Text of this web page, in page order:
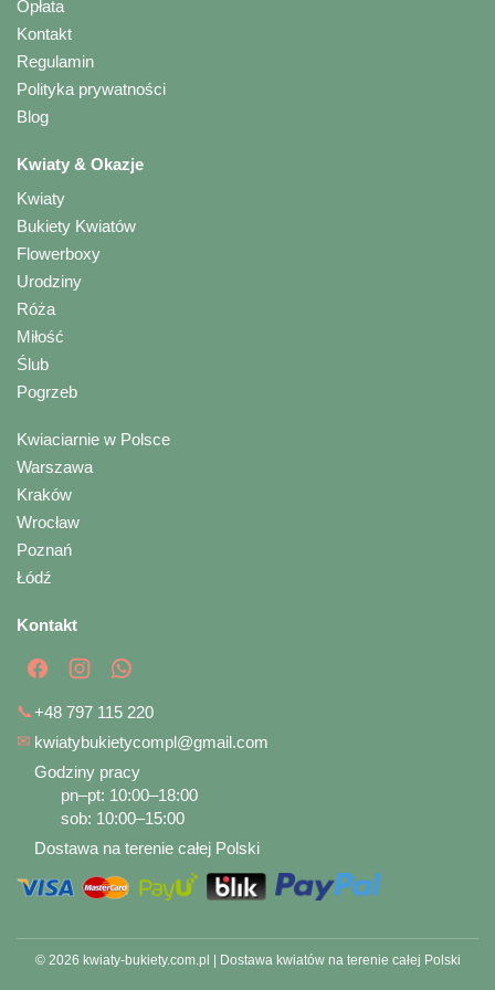
Opłata
Kontakt
Regulamin
Polityka prywatności
Blog
Kwiaty & Okazje
Kwiaty
Bukiety Kwiatów
Flowerboxy
Urodziny
Róża
Miłość
Ślub
Pogrzeb
Kwiaciarnie w Polsce
Warszawa
Kraków
Wrocław
Poznań
Łódź
Kontakt
📞+48 797 115 220
✉ kwiatybukietycompl@gmail.com
Godziny pracy
pn–pt: 10:00–18:00
sob: 10:00–15:00
Dostawa na terenie całej Polski
© 2026 kwiaty-bukiety.com.pl | Dostawa kwiatów na terenie całej Polski